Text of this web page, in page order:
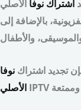
اشتراك نوفا الأصلي
بالإضافة إلى
تجديد اشتراك نوفا
الأصلي